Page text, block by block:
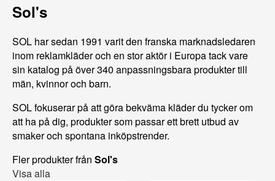
Sol's
SOL har sedan 1991 varit den franska marknadsledaren
inom reklamkläder och en stor aktör i Europa tack vare
sin katalog på över 340 anpassningsbara produkter till
män, kvinnor och barn.
SOL fokuserar på att göra bekväma kläder du tycker om
att ha på dig, produkter som passar ett brett utbud av
smaker och spontana inköpstrender.
Fler produkter från Sol's
Visa alla